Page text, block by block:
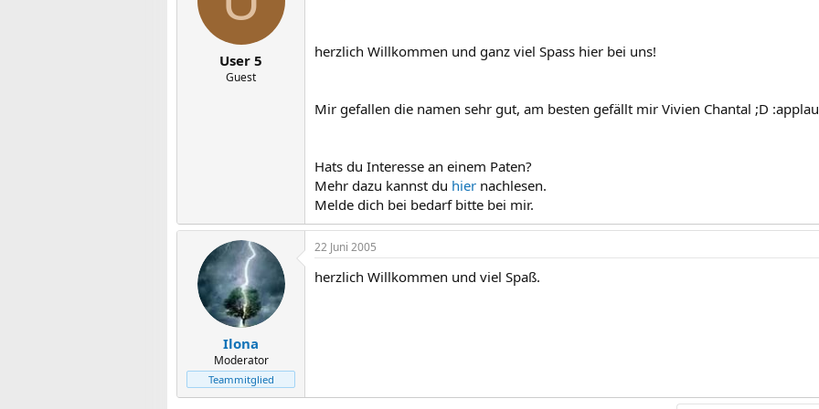
User 5
Guest
herzlich Willkommen und ganz viel Spass hier bei uns!
Mir gefallen die namen sehr gut, am besten gefällt mir Vivien Chantal ;D
Hats du Interesse an einem Paten?
Mehr dazu kannst du hier nachlesen.
Melde dich bei bedarf bitte bei mir.
Ilona
Moderator
Teammitglied
22 Juni 2005
herzlich Willkommen und viel Spaß.